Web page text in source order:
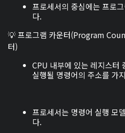
프로세서의 중심에는 프로
다.
💡 프로그램 카운터(Program
터)
CPU 내부에 있는 레지스터
실행될 명령어의 주소를 가
프로세서는 명령어 실행 모
다.